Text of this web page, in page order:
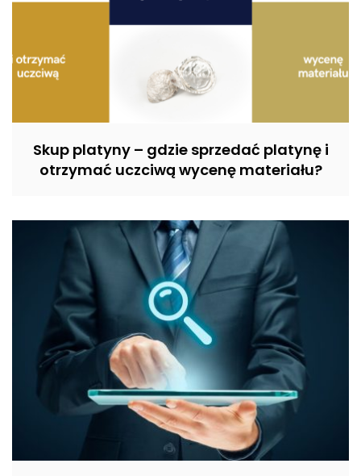
Skup platyny – gdzie sprzedać platynę i
otrzymać uczciwą wycenę materiału?